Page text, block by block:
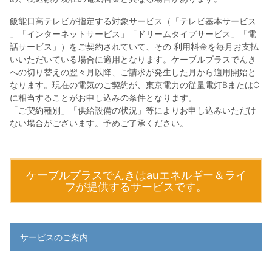
飯能日高テレビが指定する対象サービス（「テレビ基本サービス
」「インターネットサービス」「ドリームタイプサービス」「電
話サービス」）をご契約されていて、その 利用料金を毎月お支払
いいただいている場合に適用となります。ケーブルプラスでんき
への切り替えの翌々月以降、ご請求が発生した月から適用開始と
なります。現在の電気のご契約が、東京電力の従量電灯BまたはC
に相当することがお申し込みの条件となります。
「ご契約種別」「供給設備の状況」等によりお申し込みいただけ
ない場合がございます。予めご了承ください。
ケーブルプラスでんきはauエネルギー＆ライ
フが提供するサービスです。
サービスのご案内